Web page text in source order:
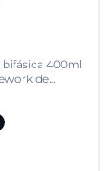
400ml
de